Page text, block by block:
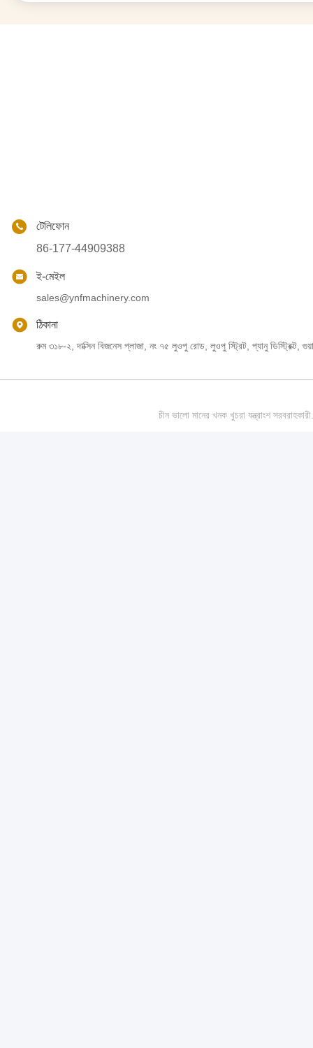
টেলিফোন
86-177-44909388
ই-মেইল
sales@ynfmachinery.com
ঠিকানা
রুম ৩১৮-২, দাক্সিন বিজনেস প্লাজা, নং ৭৫ লুওপু রোড, লুওপু স্ট্রিট, প্যানু ডিস্ট্রিক্ট,
চীন ভালো মানের খনক খুচরা যন্ত্রাংশ